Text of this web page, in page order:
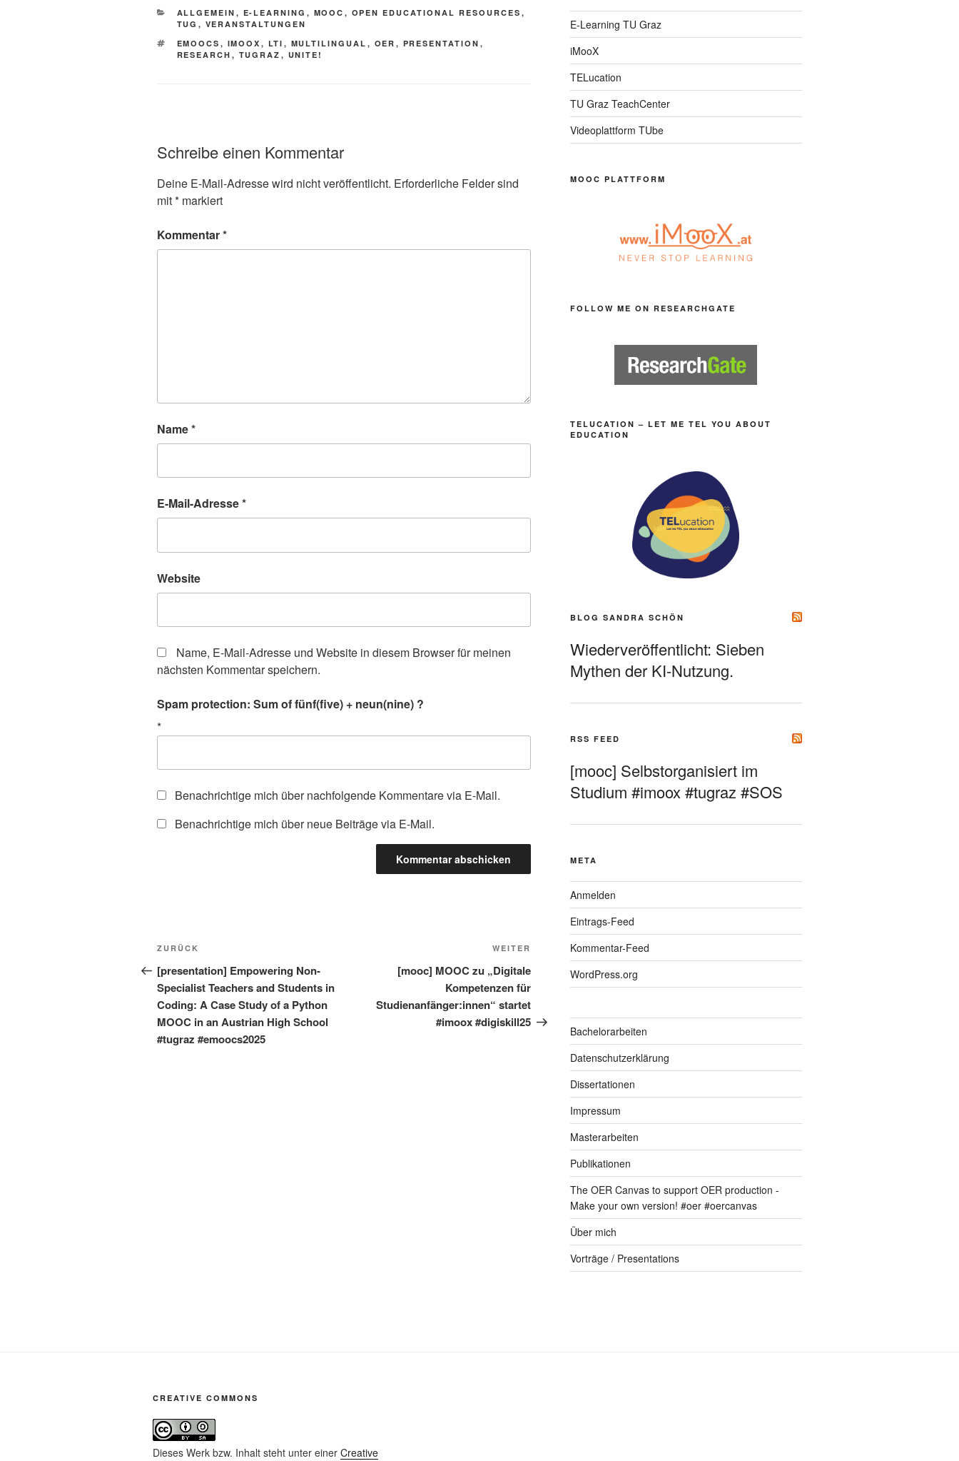
KATEGORIEN
ALLGEMEIN , E-LEARNING , MOOC , OPEN EDUCATIONAL RESOURCES ,
TUG , VERANSTALTUNGEN
SCHLAGWÖRTER
EMOOCS , IMOOX , LTI , MULTILINGUAL , OER , PRESENTATION ,
RESEARCH , TUGRAZ , UNITE!
Schreibe einen Kommentar
Deine E-Mail-Adresse wird nicht veröffentlicht. Erforderliche Felder sind
mit* markiert
Kommentar*
Name*
E-Mail-Adresse*
Website
Name, E-Mail-Adresse und Website in diesem Browser für meinen
nächsten Kommentar speichern.
Spam protection: Sum of fünf(five) + neun(nine) ?
*
Benachrichtige mich über nachfolgende Kommentare via E-Mail.
Benachrichtige mich über neue Beiträge via E-Mail.
Beitragsnavigation
Vorheriger
Beitrag
ZURÜCK
[presentation] Empowering Non-
Specialist Teachers and Students in
Coding: A Case Study of a Python
MOOC in an Austrian High School
#tugraz #emoocs2025
Nächster
Beitrag
WEITER
[mooc] MOOC zu „Digitale
Kompetenzen für
Studienanfänger:innen“ startet
#imoox #digiskill25
E-Learning TU Graz
iMooX
TELucation
TU Graz TeachCenter
Videoplattform TUbe
MOOC PLATTFORM
FOLLOW ME ON RESEARCHGATE
TELUCATION – LET ME TEL YOU ABOUT
EDUCATION
BLOG SANDRA SCHÖN
Wiederveröffentlicht: Sieben
Mythen der KI-Nutzung.
RSS FEED
[mooc] Selbstorganisiert im
Studium #imoox #tugraz #SOS
META
Anmelden
Eintrags-Feed
Kommentar-Feed
WordPress.org
Bachelorarbeiten
Datenschutzerklärung
Dissertationen
Impressum
Masterarbeiten
Publikationen
The OER Canvas to support OER production -
Make your own version! #oer #oercanvas
Über mich
Vorträge / Presentations
CREATIVE COMMONS
Dieses Werk bzw. Inhalt steht unter einer Creative